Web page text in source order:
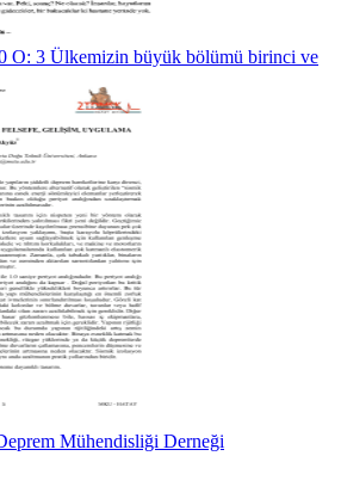
O: 3 Ülkemizin büyük bölümü birinci ve
Mühendisliği Derneği